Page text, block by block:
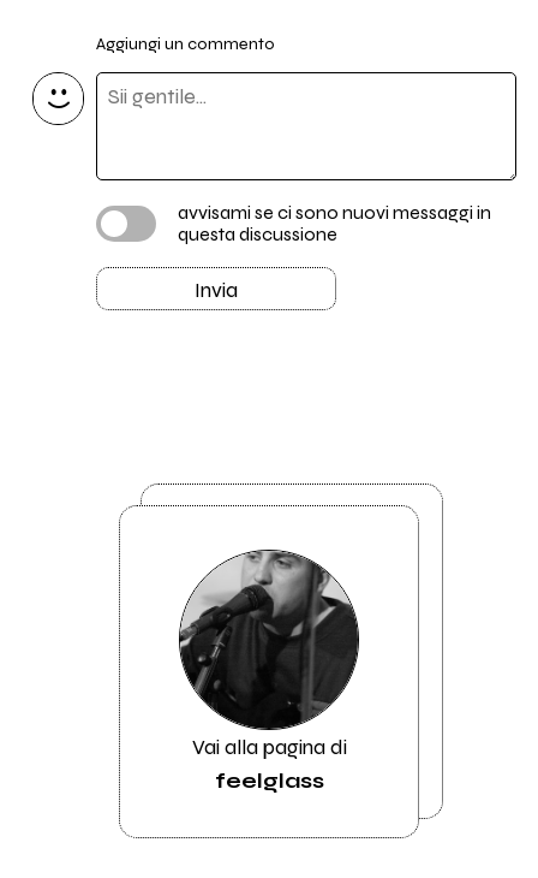
Aggiungi un commento
avvisami se ci sono nuovi messaggi in
questa discussione
Invia
Vai alla pagina di
feelglass